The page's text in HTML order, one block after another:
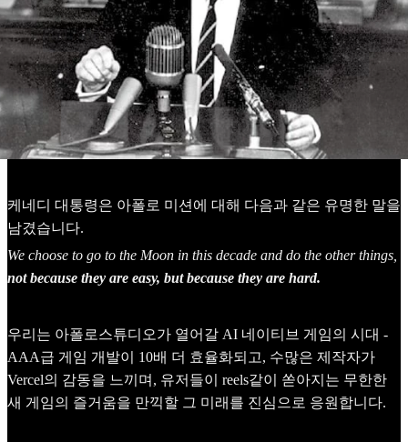
케네디 대통령은 아폴로 미션에 대해 다음과 같은 유명한 말을
남겼습니다.
We choose to go to the Moon in this decade and do the other things,
not because they are easy, but because they are hard.
우리는 아폴로스튜디오가 열어갈 AI 네이티브 게임의 시대 -
AAA급 게임 개발이 10배 더 효율화되고, 수많은 제작자가
Vercel의 감동을 느끼며, 유저들이 reels같이 쏟아지는 무한한
새 게임의 즐거움을 만끽할 그 미래를 진심으로 응원합니다.